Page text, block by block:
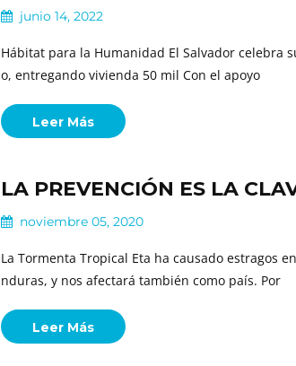
junio 14, 2022
Hábitat para la Humanidad El Salvador celebra
o, entregando vivienda 50 mil Con el apoyo
Leer Más
LA PREVENCIÓN ES LA
noviembre 05, 2020
La Tormenta Tropical Eta ha causado estragos
nduras, y nos afectará también como país. Por
Leer Más